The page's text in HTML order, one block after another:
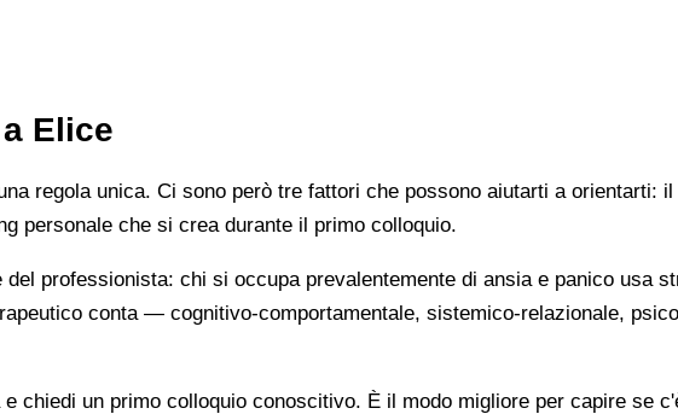
Elice
regola unica. Ci sono però tre fattori che possono aiutarti a orientarti:
personale che si crea durante il primo colloquio.
professionista: chi si occupa prevalentemente di ansia e panico usa
conta — cognitivo-comportamentale, sistemico-relazionale,
chiedi un primo colloquio conoscitivo. È il modo migliore per capire se